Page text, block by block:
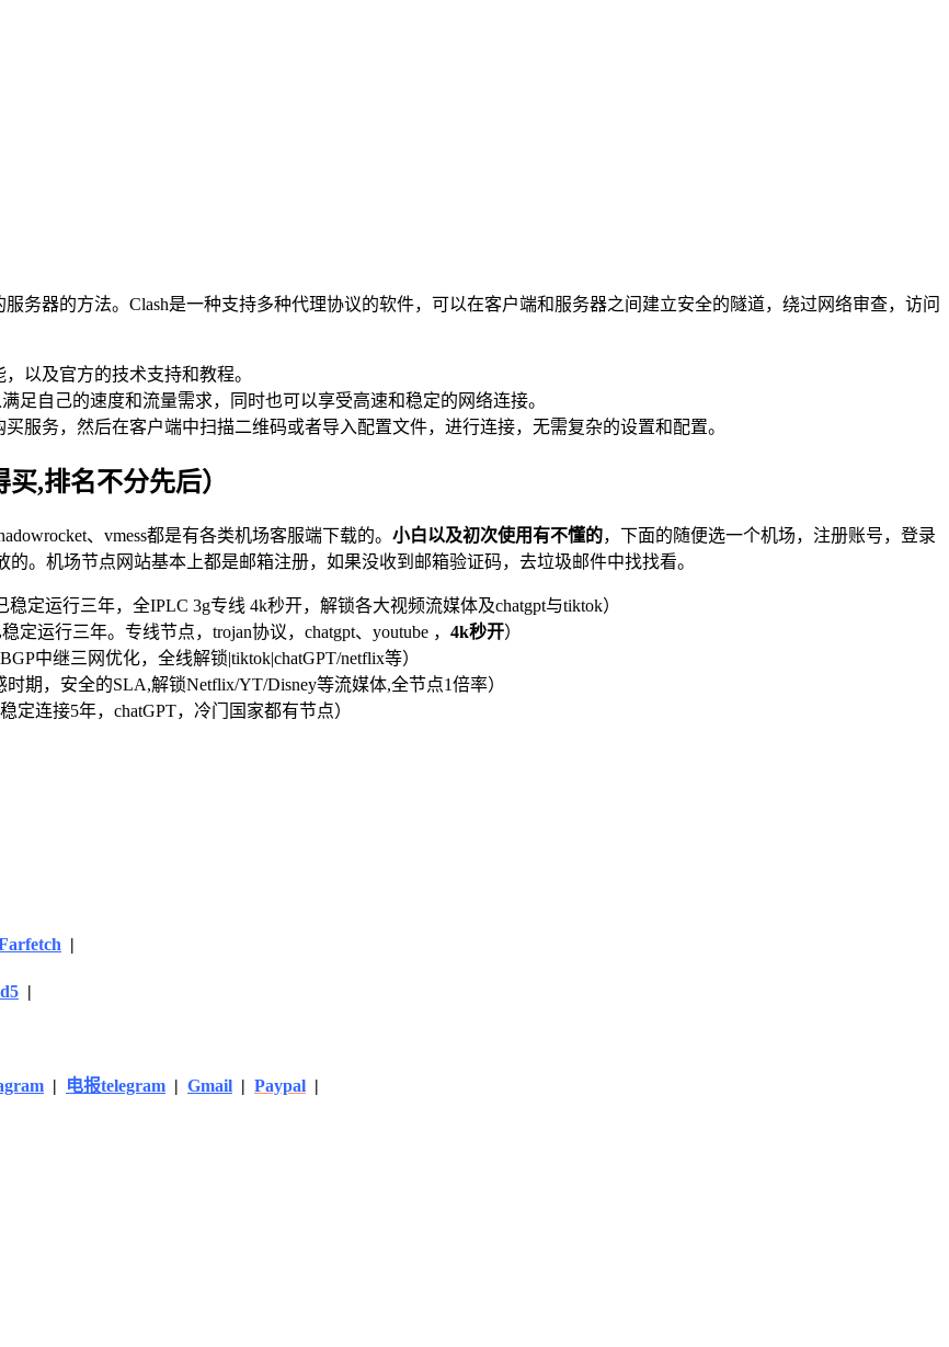
务器的方法。Clash是一种支持多种代理协议的软件，可以在客户端和服务器之间建立安全的隧道，绕过网络审查，访问
以及官方的技术支持和教程。
足自己的速度和流量需求，同时也可以享受高速和稳定的网络连接。
服务，然后在客户端中扫描二维码或者导入配置文件，进行连接，无需复杂的设置和配置。
,排名不分先后）
、vmess都是有各类机场客服端下载的。 小白以及初次使用有不懂的，下面的随便选一个机场，注册账号，登录
。机场节点网站基本上都是邮箱注册，如果没收到邮箱验证码，去垃圾邮件中找找看。
定运行三年，全IPLC 3g专线 4k秒开，解锁各大视频流媒体及chatgpt与tiktok）
定运行三年。专线节点，trojan协议，chatgpt、youtube ， 4k秒开）
中继三网优化，全线解锁|tiktok|chatGPT/netflix等）
时期，安全的SLA,解锁Netflix/YT/Disney等流媒体,全节点1倍率）
定连接5年，chatGPT，冷门国家都有节点）
|
|
| 电报telegram | Gmail | Paypal |